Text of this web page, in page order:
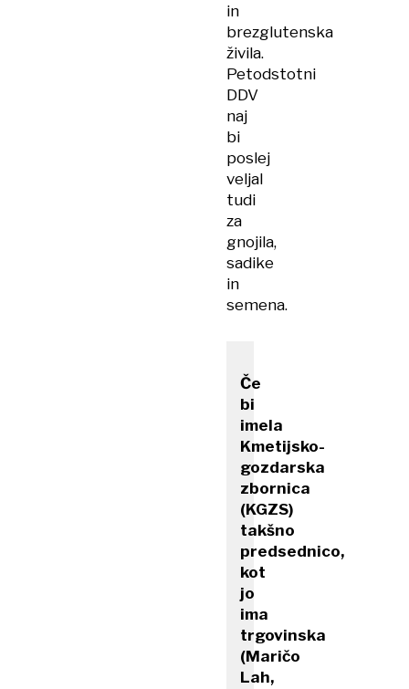
in
brezglutenska
živila.
Petodstotni
DDV
naj
bi
poslej
veljal
tudi
za
gnojila,
sadike
in
semena.
Če
bi
imela
Kmetijsko-
gozdarska
zbornica
(KGZS)
takšno
predsednico,
kot
jo
ima
trgovinska
(Maričo
Lah,